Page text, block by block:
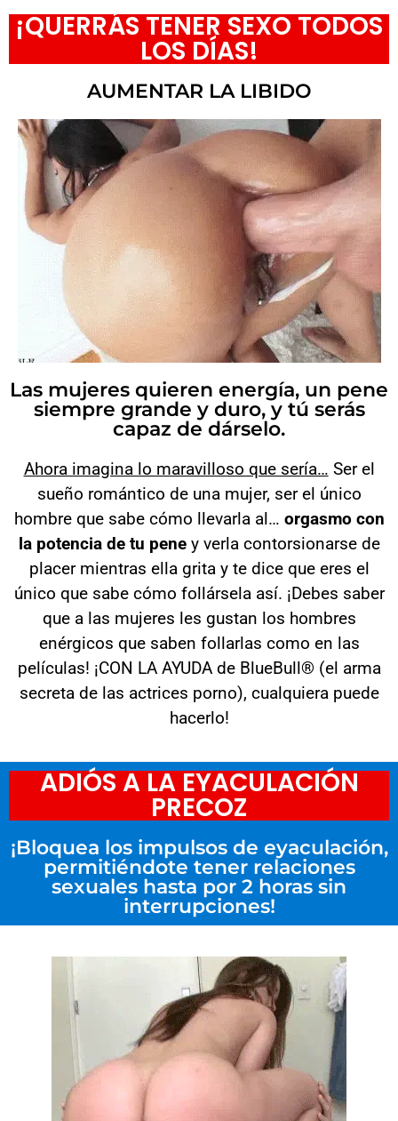
¡QUERRÁS TENER SEXO TODOS
LOS DÍAS!
AUMENTAR LA LIBIDO
Las mujeres quieren energía, un pene
siempre grande y duro, y tú serás
capaz de dárselo.
Ahora imagina lo maravilloso que sería… Ser el
sueño romántico de una mujer, ser el único
hombre que sabe cómo llevarla al… orgasmo con
la potencia de tu peney verla contorsionarse de
placer mientras ella grita y te dice que eres el
único que sabe cómo follársela así. ¡Debes saber
que a las mujeres les gustan los hombres
enérgicos que saben follarlas como en las
películas! ¡CON LA AYUDA de BlueBull® (el arma
secreta de las actrices porno), cualquiera puede
hacerlo!
ADIÓS A LA EYACULACIÓN
PRECOZ
¡Bloquea los impulsos de eyaculación,
permitiéndote tener relaciones
sexuales hasta por 2 horas sin
interrupciones!